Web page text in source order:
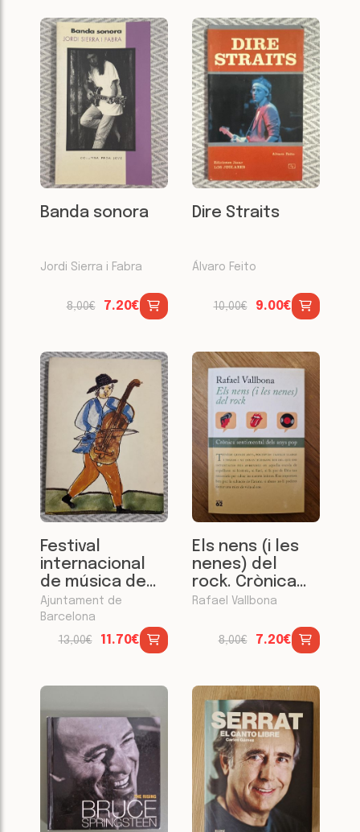
Banda sonora
Jordi Sierra i Fabra
8,00€ 7.20€
Dire Straits
Álvaro Feito
10,00€ 9.00€
Festival
internacional
de música de
Barcelona.
Octubre 1980
Ajuntament de
Barcelona
13,00€ 11.70€
Els nens (i les
nenes) del
rock. Crònica
sentimental
Rafael Vallbona
8,00€ 7.20€